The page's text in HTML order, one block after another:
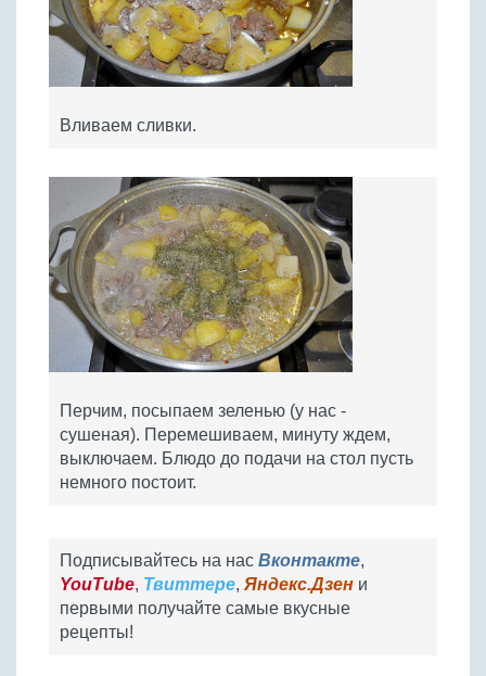
Вливаем сливки.
Перчим, посыпаем зеленью (у нас -
сушеная). Перемешиваем, минуту ждем,
выключаем. Блюдо до подачи на стол пусть
немного постоит.
Подписывайтесь на нас Вконтакте,
YouTube, Твиттере, Яндекс.Дзен и
первыми получайте самые вкусные
рецепты!